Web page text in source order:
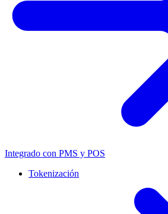
Integrado con PMS y POS
Tokenización